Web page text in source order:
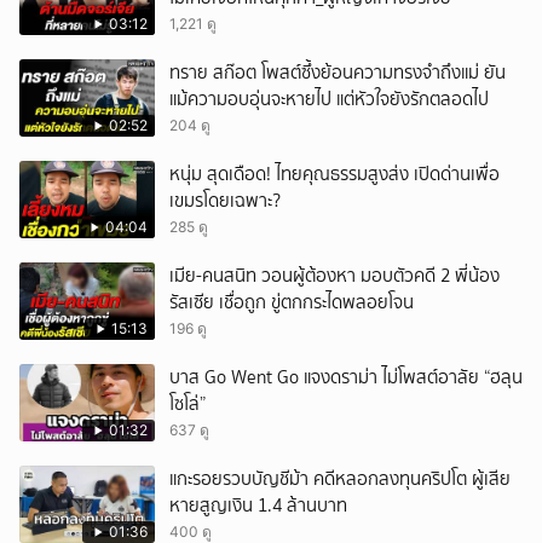
03:12 1,221 ดู
02:52
ทราย สก๊อต โพสต์ซึ้งย้อนความทรงจำถึงแม่ ยัน
แม้ความอบอุ่นจะหายไป แต่หัวใจยังรักตลอดไป
204 ดู
04:04
หนุ่ม สุดเดือด! ไทยคุณธรรมสูงส่ง เปิดด่านเพื่อ
เขมรโดยเฉพาะ?
285 ดู
15:13
เมีย-คนสนิท วอนผู้ต้องหา มอบตัวคดี 2 พี่น้อง
รัสเซีย เชื่อถูก ขู่ตกกระไดพลอยโจน
196 ดู
01:32
บาส Go Went Go แจงดราม่า ไม่โพสต์อาลัย “ฮลุน
โซโล่”
637 ดู
01:36
แกะรอยรวบบัญชีม้า คดีหลอกลงทุนคริปโต ผู้เสีย
หายสูญเงิน 1.4 ล้านบาท
400 ดู
ยกเลิก